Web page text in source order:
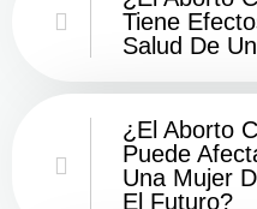
Tiene
Salud De
¿El Aborto
Puede
Una Mujer
El Futuro?